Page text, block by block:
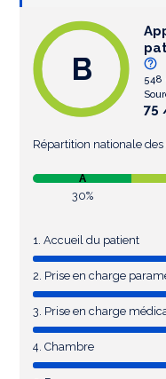
548
75
B
Répartition nationale
A
30%
1. Accueil du patient
2. Prise en charge
3. Prise en charge
4. Chambre